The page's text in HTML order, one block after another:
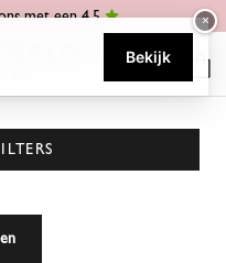
met een 4.5 ×
Bekijk